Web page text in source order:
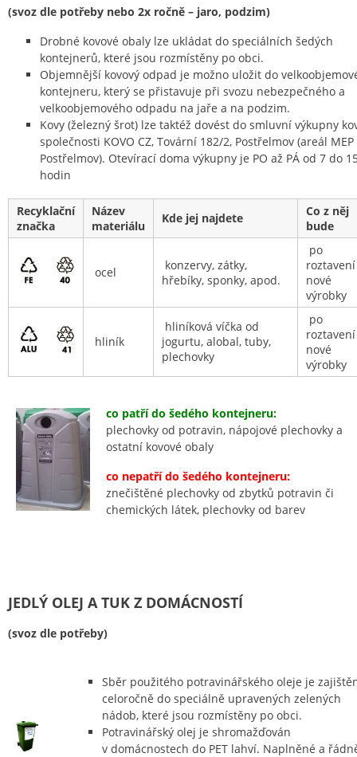
(svoz dle potřeby nebo 2x ročně – jaro, podzim)
Drobné kovové obaly lze ukládat do speciálních šedých
kontejnerů, které jsou rozmístěny po obci.
Objemnější kovový odpad je možno uložit do
kontejneru, který se přistavuje při svozu nebezpečného a
velkoobjemového odpadu na jaře a na podzim.
Kovy (železný šrot) lze taktéž dovést do smluvní výkupny
společnosti KOVO CZ, Tovární 182/2, Postřelmov (areál MEP
Postřelmov). Otevírací doma výkupny je PO až PÁ od 7 do
hodin
Recyklační
značka
Název
materiálu
Kde jej najdete
Co z něj
bude
ocel
konzervy, zátky,
hřebíky, sponky, apod.
po
roztavení
nové
výrobky
hliník
hliníková víčka od
jogurtu, alobal, tuby,
plechovky
po
roztavení
nové
výrobky
co patří do šedého kontejneru:
plechovky od potravin, nápojové plechovky a
ostatní kovové obaly
co nepatří do šedého kontejneru:
znečištěné plechovky od zbytků potravin či
chemických látek, plechovky od barev
JEDLÝ OLEJ A TUK Z DOMÁCNOSTÍ
(svoz dle potřeby)
Sběr použitého potravinářského oleje je
celoročně do speciálně upravených zelených
nádob, které jsou rozmístěny po obci.
Potravinářský olej je shromažďován
v domácnostech do PET lahví. Naplněné a